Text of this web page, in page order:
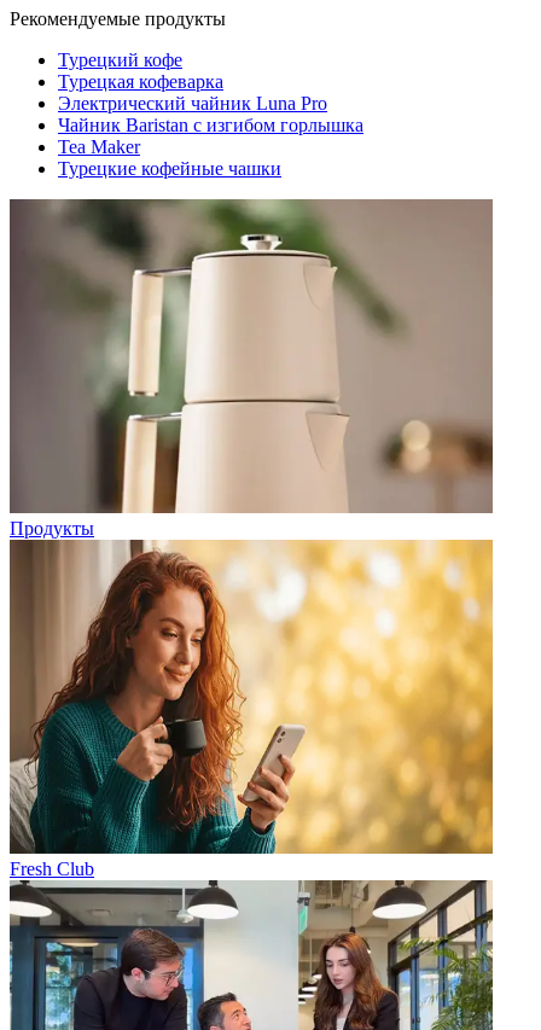
Рекомендуемые продукты
Турецкий кофе
Турецкая кофеварка
Электрический чайник Luna Pro
Чайник Baristan с изгибом горлышка
Tea Maker
Турецкие кофейные чашки
Продукты
Fresh Club